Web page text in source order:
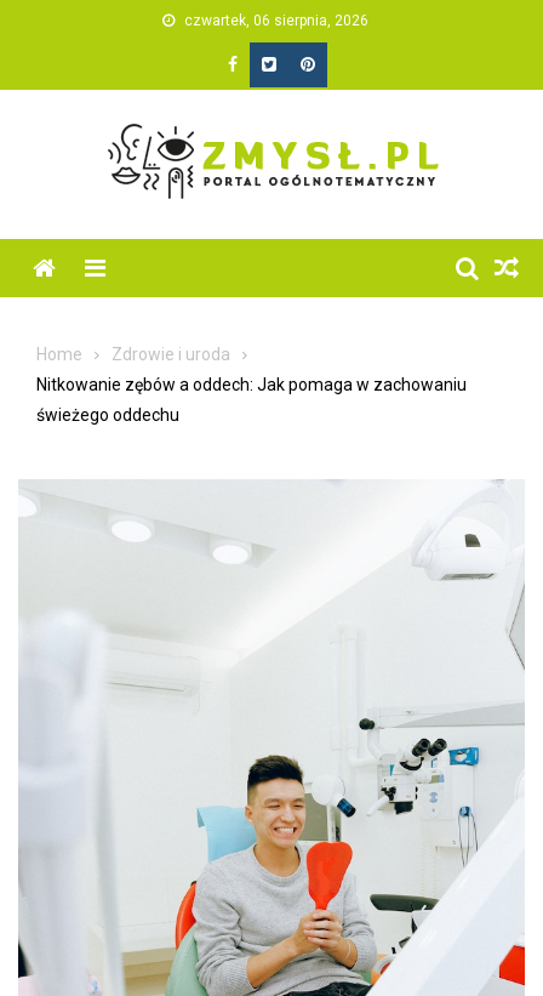
czwartek, 06 sierpnia, 2026
Home
Zdrowie i uroda
Nitkowanie zębów a oddech: Jak pomaga w zachowaniu
świeżego oddechu